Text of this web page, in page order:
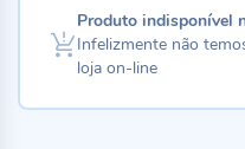
Produto indisponível
Infelizmente não
loja on-line